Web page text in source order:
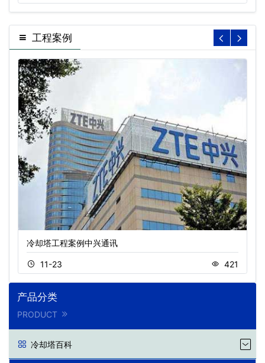
工程案例
冷却塔工程案例中兴通讯
11-23 421
产品分类
PRODUCT
冷却塔百科